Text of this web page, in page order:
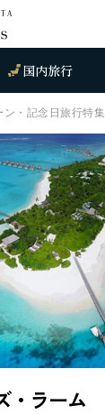
国内旅行
ン・記念日旅行特集
・ラーム